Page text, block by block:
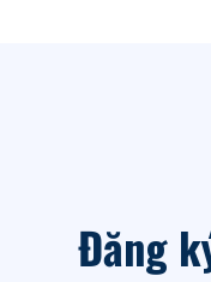
Đăng